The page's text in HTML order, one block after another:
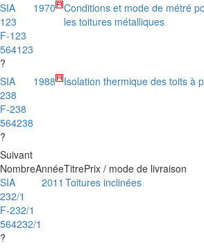
SIA
123
F-123
564123
?
1970
Conditions et mode de métré
les toitures métalliques
SIA
238
F-238
564238
?
1988 Isolation thermique des toits à
Suivant
NombreAnnéeTitrePrix / mode de livraison
SIA
232/1
F-232/1
564232/1
?
2011 Toitures inclinées